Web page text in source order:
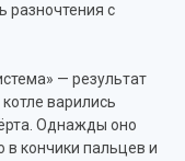
разночтения с
— результат
варились
Однажды оно
кончики пальцев и